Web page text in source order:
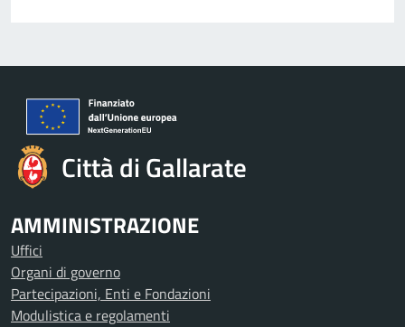
Città di Gallarate
AMMINISTRAZIONE
Uffici
Organi di governo
Partecipazioni, Enti e Fondazioni
Modulistica e regolamenti